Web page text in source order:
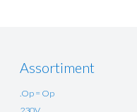
Assortiment
.Op = Op